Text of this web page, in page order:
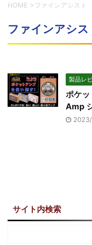
HOME > ファインアシスト
ファインアシス
製品レ
ポケ
Amp
サイト内検索